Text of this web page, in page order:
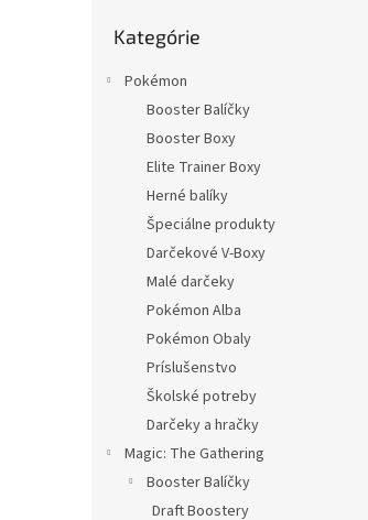
kategórie
Kategórie
Pokémon
Booster Balíčky
Booster Boxy
Elite Trainer Boxy
Herné balíky
Špeciálne produkty
Darčekové V-Boxy
Malé darčeky
Pokémon Alba
Pokémon Obaly
Príslušenstvo
Školské potreby
Darčeky a hračky
Magic: The Gathering
Booster Balíčky
Draft Boostery